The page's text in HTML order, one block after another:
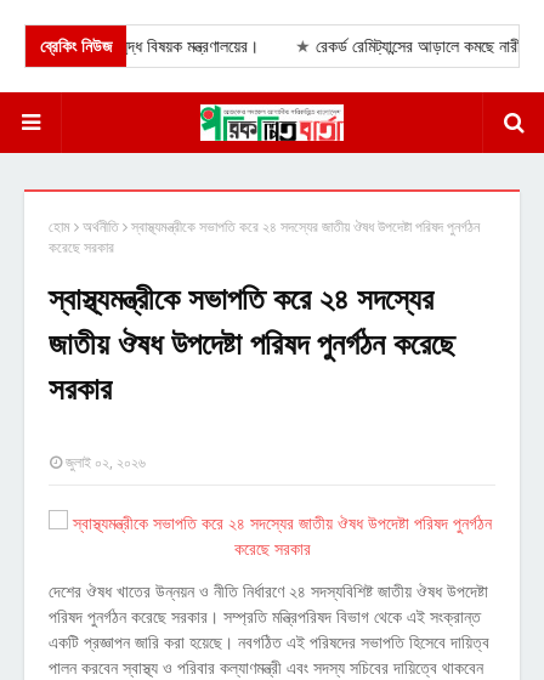
ব্রেকিং নিউজ
মুক্তিযুদ্ধ বিষয়ক মন্ত্রণালয়ের। রেকর্ড রেমিট্যান্সের আড়ালে কমছে নারী কর্মী
হোম অর্থনীতি স্বাস্থ্যমন্ত্রীকে সভাপতি করে ২৪ সদস্যের জাতীয় ঔষধ উপদেষ্টা পরিষদ পুনর্গঠন
করেছে সরকার
স্বাস্থ্যমন্ত্রীকে সভাপতি করে ২৪ সদস্যের
জাতীয় ঔষধ উপদেষ্টা পরিষদ পুনর্গঠন করেছে
সরকার
জুলাই ০২, ২০২৬
দেশের ঔষধ খাতের উন্নয়ন ও নীতি নির্ধারণে ২৪ সদস্যবিশিষ্ট জাতীয় ঔষধ উপদেষ্টা
পরিষদ পুনর্গঠন করেছে সরকার। সম্প্রতি মন্ত্রিপরিষদ বিভাগ থেকে এই সংক্রান্ত
একটি প্রজ্ঞাপন জারি করা হয়েছে। নবগঠিত এই পরিষদের সভাপতি হিসেবে দায়িত্ব
পালন করবেন স্বাস্থ্য ও পরিবার কল্যাণমন্ত্রী এবং সদস্য সচিবের দায়িত্বে থাকবেন